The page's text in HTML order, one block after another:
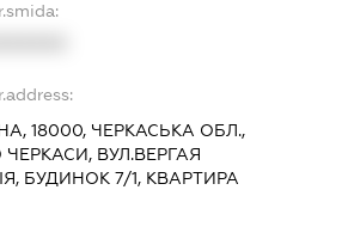
18000, ЧЕРКАСЬКА ОБЛ.,
ЧЕРКАСИ, ВУЛ.ВЕРГАЯ
БУДИНОК 7/1, КВАРТИРА